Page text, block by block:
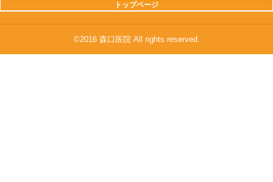
トップページ
©2016 森口医院 All rights reserved.